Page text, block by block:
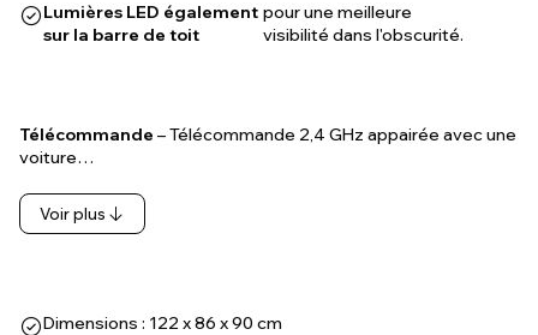
Lumières LED également
sur la barre de toit
pour une meilleure
visibilité dans l'obscurité.
Télécommande – Télécommande 2,4 GHz appairée avec une
voiture…
Voir plus
Dimensions : 122 x 86 x 90 cm